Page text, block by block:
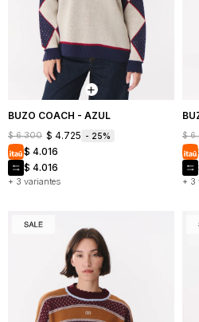
BUZO COACH - AZUL
+ 3 variantes
$ 6.300 $ 4.725 25
$ 4.016
$ 4.016
+ 3
$
NOSOTROS
COMO
DEVOLUCIONES